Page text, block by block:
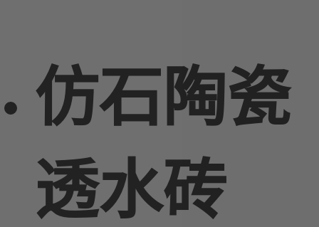
仿石陶瓷
透水砖